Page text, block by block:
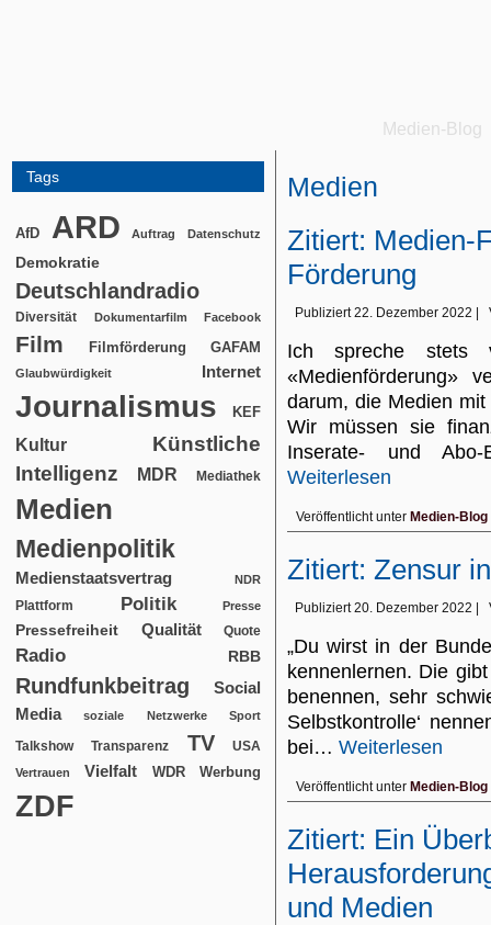
Medien-Blog
Tags
AfD ARD Auftrag Datenschutz
Demokratie
Deutschlandradio
Diversität Dokumentarfilm Facebook
Film Filmförderung GAFAM
Glaubwürdigkeit Internet
Journalismus KEF
Kultur
Künstliche
Intelligenz
MDR Mediathek
Medien
Medienpolitik
Medienstaatsvertrag NDR
Plattform Politik Presse
Pressefreiheit Qualität Quote
Radio RBB
Rundfunkbeitrag
Social
Media
soziale Netzwerke Sport
Talkshow Transparenz TV USA
Vertrauen Vielfalt WDR Werbung
ZDF
Medien
Zitiert: Medien-
Förderung
Publiziert 22. Dezember 2022
Ich spreche stets
darum, die Medien
Wir müssen sie
Inserate- und
Weiterlesen
Veröffentlicht unter Medien-Blog
Zitiert: Zensur
Publiziert 20. Dezember 2022
„Du wirst in der
kennenlernen. Die
benennen, sehr
Selbstkontrolle‘
bei… Weiterlesen
Veröffentlicht unter Medien-Blog
Zitiert: Ein
und Medien